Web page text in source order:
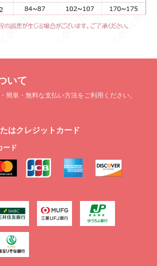
いて
簡単・無料な支払い方法をご利用ください。
はクレジットカード
ード